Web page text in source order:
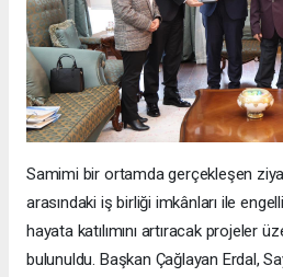
Samimi bir ortamda gerçekleşen
arasındaki iş birliği imkânları ile
hayata katılımını artıracak projeler
bulunuldu. Başkan Çağlayan Erdal,